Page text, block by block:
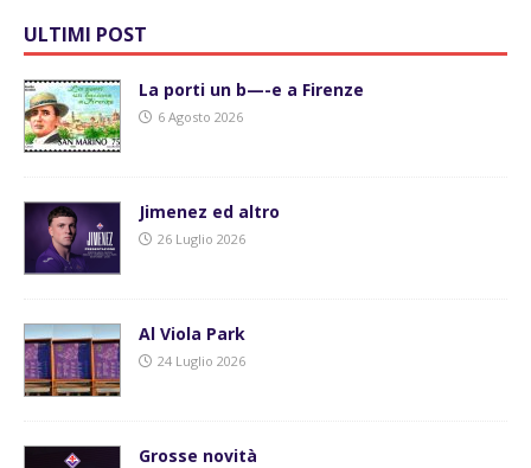
ULTIMI POST
La porti un b—-e a Firenze
6 Agosto 2026
Jimenez ed altro
26 Luglio 2026
Al Viola Park
24 Luglio 2026
Grosse novità